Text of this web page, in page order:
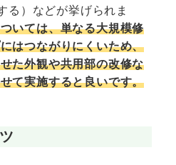
る）などが挙げられま
いては、単なる大規模修
はつながりにくいため、
た外観や共用部の改修な
て実施すると良いです。